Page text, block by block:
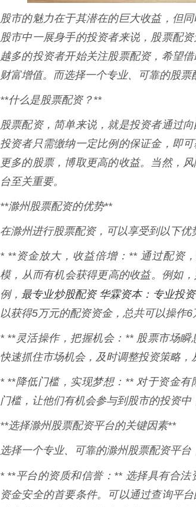
股市的魅力在于其潜在的巨大收益，但
股市中一展身手的投资者来说，股票配
越多的投资者开始关注股票配资，希望
财富增值。而选择一个专业、可靠的股票
**什么是股票配资？**
股票配资，简单来说，就是投资者通过
投资者只需缴纳一定比例的保证金，即
更多的股票，博取更高的收益。当然，
台至关重要。
**滁州股票配资的优势**
在滁州进行股票配资，可以享受到以下优
* **资金放大，收益倍增：** 通过配资
模，从而有机会获得更高的收益。例如
例， 最专业炒股配资 华霖资本：专业投
以获得5万元的配资资金，总共可以操作6
* **灵活操作，把握机会：** 股票市场
快速抓住市场机会，及时调整投资策略，
* **降低门槛，实现梦想：** 对于资金
门槛，让他们有机会参与到股市的投资中
**选择滁州股票配资平台的关键因素**
选择一个专业、可靠的滁州股票配资平台
* **平台的资质和信誉：** 选择具有合法
资金安全的首要条件。可以通过查询平